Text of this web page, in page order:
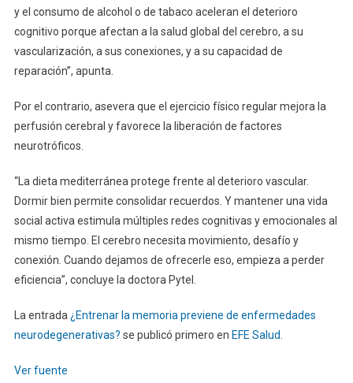
y el consumo de alcohol o de tabaco aceleran el deterioro
cognitivo porque afectan a la salud global del cerebro, a su
vascularización, a sus conexiones, y a su capacidad de
reparación”, apunta.
Por el contrario, asevera que el ejercicio físico regular mejora la
perfusión cerebral y favorece la liberación de factores
neurotróficos.
“La dieta mediterránea protege frente al deterioro vascular.
Dormir bien permite consolidar recuerdos. Y mantener una vida
social activa estimula múltiples redes cognitivas y emocionales al
mismo tiempo. El cerebro necesita movimiento, desafío y
conexión. Cuando dejamos de ofrecerle eso, empieza a perder
eficiencia”, concluye la doctora Pytel.
La entrada¿Entrenar la memoria previene de enfermedades
neurodegenerativas? se publicó primero en EFE Salud.
Ver fuente